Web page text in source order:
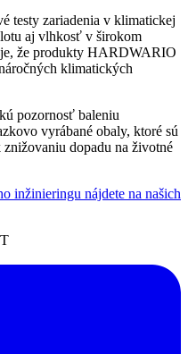
testy zariadenia v klimatickej
aj vlhkosť v širokom
že produkty HARDWARIO
klimatických
pozornosť baleniu
vyrábané obaly, ktoré sú
dopadu na životné
inžinieringu nájdete na našich